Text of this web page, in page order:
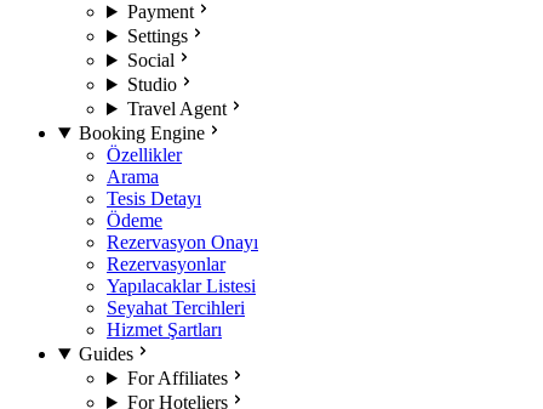
Payment
Settings
Social
Studio
Travel Agent
Booking Engine
Özellikler
Arama
Tesis Detayı
Ödeme
Rezervasyon Onayı
Rezervasyonlar
Yapılacaklar Listesi
Seyahat Tercihleri
Hizmet Şartları
Guides
For Affiliates
For Hoteliers